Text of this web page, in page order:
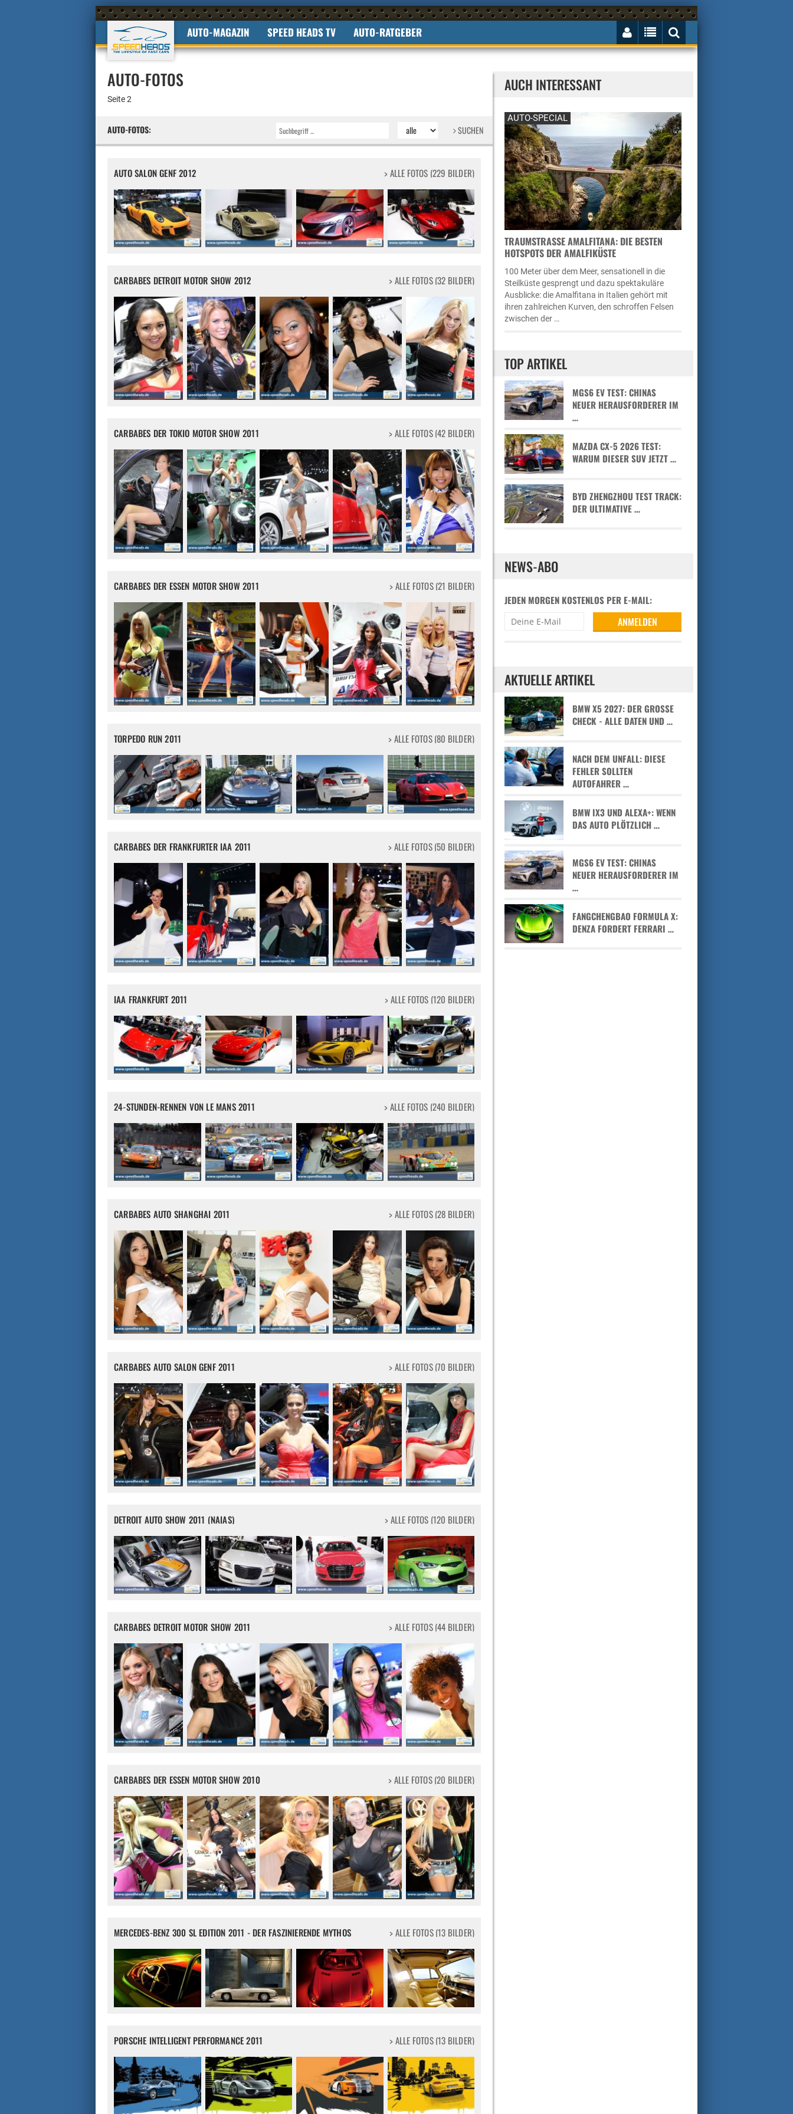
AUTO-MAGAZIN SPEED HEADS TV AUTO-RATGEBER
AUTO-FOTOS
Seite 2
AUTO-FOTOS: SUCHEN
AUTO SALON GENF 2012 > ALLE FOTOS (229 BILDER)
CARBABES DETROIT MOTOR SHOW 2012 > ALLE FOTOS (32 BILDER)
CARBABES DER TOKIO MOTOR SHOW 2011 > ALLE FOTOS (42 BILDER)
CARBABES DER ESSEN MOTOR SHOW 2011 > ALLE FOTOS (21 BILDER)
TORPEDO RUN 2011 > ALLE FOTOS (80 BILDER)
CARBABES DER FRANKFURTER IAA 2011 > ALLE FOTOS (50 BILDER)
IAA FRANKFURT 2011 > ALLE FOTOS (120 BILDER)
24-STUNDEN-RENNEN VON LE MANS 2011 > ALLE FOTOS (240 BILDER)
CARBABES AUTO SHANGHAI 2011 > ALLE FOTOS (28 BILDER)
CARBABES AUTO SALON GENF 2011 > ALLE FOTOS (70 BILDER)
DETROIT AUTO SHOW 2011 (NAIAS) > ALLE FOTOS (120 BILDER)
CARBABES DETROIT MOTOR SHOW 2011 > ALLE FOTOS (44 BILDER)
CARBABES DER ESSEN MOTOR SHOW 2010 > ALLE FOTOS (20 BILDER)
MERCEDES-BENZ 300 SL EDITION 2011 - DER FASZINIERENDE MYTHOS > ALLE FOTOS (13 BILDER)
PORSCHE INTELLIGENT PERFORMANCE 2011 > ALLE FOTOS (13 BILDER)
AUCH INTERESSANT
AUTO-SPECIAL
TRAUMSTRASSE AMALFITANA: DIE BESTEN H
OTSPOTS DER AMALFIKÜSTE
100 Meter über dem Meer, sensationell in die
Steilküste gesprengt und dazu spektakuläre
Ausblicke: die Amalfitana in Italien gehört mit
ihren zahlreichen Kurven, den schroffen Felsen
zwischen der …
TOP ARTIKEL
MGS6 EV TEST: CHINAS
NEUER HERAUSFORDERER IM
…
MAZDA CX-5 2026 TEST:
WARUM DIESER SUV JETZT …
BYD ZHENGZHOU TEST TRACK:
DER ULTIMATIVE …
NEWS-ABO
JEDEN MORGEN KOSTENLOS PER E-MAIL:
AKTUELLE ARTIKEL
BMW X5 2027: DER GROSSE C
HECK - ALLE DATEN UND …
NACH DEM UNFALL: DIESE
FEHLER SOLLTEN
AUTOFAHRER …
BMW IX3 UND ALEXA+: WENN
DAS AUTO PLÖTZLICH …
MGS6 EV TEST: CHINAS
NEUER HERAUSFORDERER IM
…
FANGCHENGBAO FORMULA X:
DENZA FORDERT FERRARI …